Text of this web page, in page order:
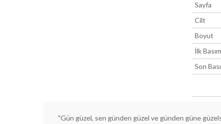
Sayfa
Cilt
Boyut
İlk Basım
Son
"Gün güzel, sen günden güzel ve günden güne